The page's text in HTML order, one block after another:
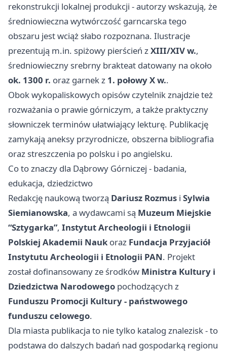
rekonstrukcji lokalnej produkcji - autorzy wskazują, że
średniowieczna wytwórczość garncarska tego
obszaru jest wciąż słabo rozpoznana. Ilustracje
prezentują m.in. spiżowy pierścień zXIII/XIV w.,
średniowieczny srebrny brakteat datowany na około
ok. 1300 r. oraz garnek z 1. połowy X w..
Obok wykopaliskowych opisów czytelnik znajdzie też
rozważania o prawie górniczym, a także praktyczny
słowniczek terminów ułatwiający lekturę. Publikację
zamykają aneksy przyrodnicze, obszerna bibliografia
oraz streszczenia po polsku i po angielsku.
Co to znaczy dla Dąbrowy Górniczej - badania,
edukacja, dziedzictwo
Redakcję naukową tworzą Dariusz Rozmus i Sylwia
Siemianowska, a wydawcami są Muzeum Miejskie
“Sztygarka”, Instytut Archeologii i Etnologii
Polskiej Akademii Nauk oraz Fundacja Przyjaciół
Instytutu Archeologii i Etnologii PAN. Projekt
został dofinansowany ze środków Ministra Kultury i
Dziedzictwa Narodowego pochodzących z
Funduszu Promocji Kultury - państwowego
funduszu celowego.
Dla miasta publikacja to nie tylko katalog znalezisk - to
podstawa do dalszych badań nad gospodarką regionu